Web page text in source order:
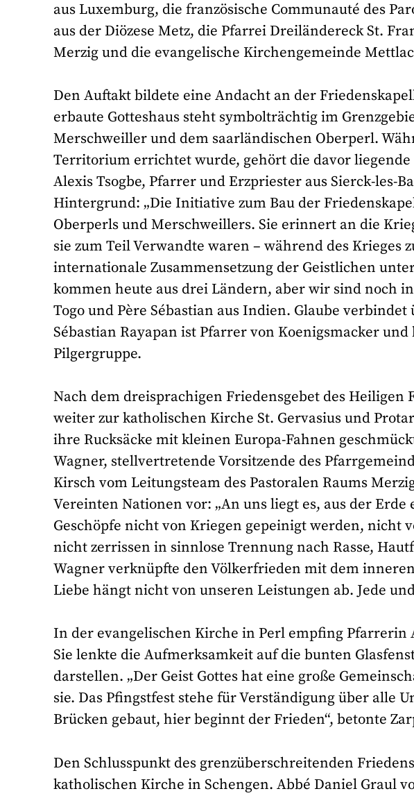
aus Luxemburg, die französische Communauté des
aus der Diözese Metz, die Pfarrei Dreiländereck St.
Merzig und die evangelische Kirchengemeinde
Den Auftakt bildete eine Andacht an der
erbaute Gotteshaus steht symbolträchtig im
Merschweiller und dem saarländischen Oberperl.
Territorium errichtet wurde, gehört die davor liegende
Alexis Tsogbe, Pfarrer und Erzpriester aus Sierck-les-
Hintergrund: „Die Initiative zum Bau der
Oberperls und Merschweillers. Sie erinnert an die
sie zum Teil Verwandte waren – während des Krieges
internationale Zusammensetzung der Geistlichen
kommen heute aus drei Ländern, aber wir sind noch
Togo und Père Sébastian aus Indien. Glaube verbindet
Sébastian Rayapan ist Pfarrer von Koenigsmacker
Pilgergruppe.
Nach dem dreisprachigen Friedensgebet des Heiligen
weiter zur katholischen Kirche St. Gervasius und
ihre Rucksäcke mit kleinen Europa-Fahnen
Wagner, stellvertretende Vorsitzende des
Kirsch vom Leitungsteam des Pastoralen Raums
Vereinten Nationen vor: „An uns liegt es, aus der Erde
Geschöpfe nicht von Kriegen gepeinigt werden, nicht
nicht zerrissen in sinnlose Trennung nach Rasse,
Wagner verknüpfte den Völkerfrieden mit dem
Liebe hängt nicht von unseren Leistungen ab. Jede
In der evangelischen Kirche in Perl empfing Pfarrerin
Sie lenkte die Aufmerksamkeit auf die bunten
darstellen. „Der Geist Gottes hat eine große
sie. Das Pfingstfest stehe für Verständigung über alle
Brücken gebaut, hier beginnt der Frieden“, betonte
Den Schlusspunkt des grenzüberschreitenden
katholischen Kirche in Schengen. Abbé Daniel Graul